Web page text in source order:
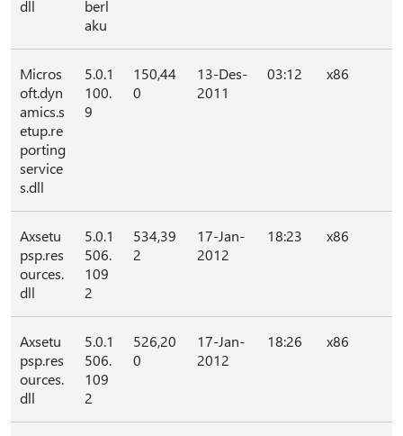
dll
berl
aku
Micros
oft.dyn
amics.s
etup.re
porting
service
s.dll
5.0.1
100.
9
150,44
0
13-Des-
2011
03:12 x86
Axsetu
psp.res
ources.
dll
5.0.1
506.
109
2
534,39
2
17-Jan-
2012
18:23 x86
Axsetu
psp.res
ources.
dll
5.0.1
506.
109
2
526,20
0
17-Jan-
2012
18:26 x86